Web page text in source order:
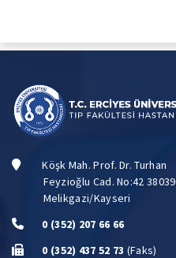
Köşk Mah. Prof. Dr. Turhan
Feyzioğlu Cad. No:42 38039
Melikgazi/Kayseri
0 (352) 207 66 66
0 (352) 437 52 73 (Faks)